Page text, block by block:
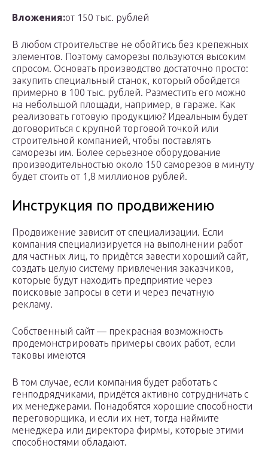
Вложения:от 150 тыс. рублей
В любом строительстве не обойтись без крепежных
элементов. Поэтому саморезы пользуются высоким
спросом. Основать производство достаточно просто:
закупить специальный станок, который обойдется
примерно в 100 тыс. рублей. Разместить его можно
на небольшой площади, например, в гараже. Как
реализовать готовую продукцию? Идеальным будет
договориться с крупной торговой точкой или
строительной компанией, чтобы поставлять
саморезы им. Более серьезное оборудование
производительностью около 150 саморезов в минуту
будет стоить от 1,8 миллионов рублей.
Инструкция по продвижению
Продвижение зависит от специализации. Если
компания специализируется на выполнении работ
для частных лиц, то придётся завести хороший сайт,
создать целую систему привлечения заказчиков,
которые будут находить предприятие через
поисковые запросы в сети и через печатную
рекламу.
Собственный сайт — прекрасная возможность
продемонстрировать примеры своих работ, если
таковы имеются
В том случае, если компания будет работать с
генподрядчиками, придётся активно сотрудничать с
их менеджерами. Понадобятся хорошие способности
переговорщика, и если их нет, тогда наймите
менеджера или директора фирмы, которые этими
способностями обладают.